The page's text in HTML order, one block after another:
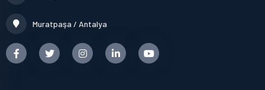
Muratpaşa / Antalya